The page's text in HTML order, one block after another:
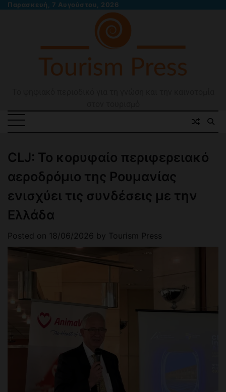
SkipΠαρασκευή, 7 Αυγούστου, 2026
CLJ: Το κορυφαίο περιφερειακό
αεροδρόμιο της Ρουμανίας
ενισχύει τις συνδέσεις με την
Ελλάδα
Posted on 18/06/2026 by Tourism Press